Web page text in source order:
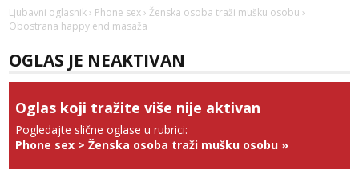
Tel: 064/677-677
Anđela
Čekam tvoj poziv!
Tel:064/677-677- Kod: #142
Ljubavni oglasnik › Phone sex › Ženska osoba traži mušku osobu ›
Obostrana happy end masaža
OGLAS JE NEAKTIVAN
Oglas koji tražite više nije aktivan
Pogledajte slične oglase u rubrici:
Phone sex > Ženska osoba traži mušku osobu »